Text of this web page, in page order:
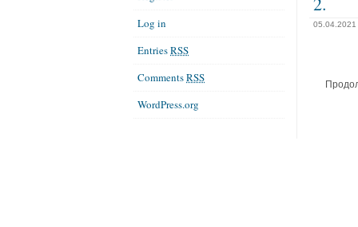
05.04.2021
Log in
EntriesRSS
CommentsRSS
WordPress.org